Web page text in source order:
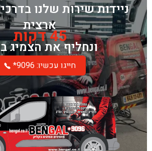
ניידות שירות שלנו
ארצית
45 דקות
ונחליף את הצמיג
*חייגו עכשיו: 9096